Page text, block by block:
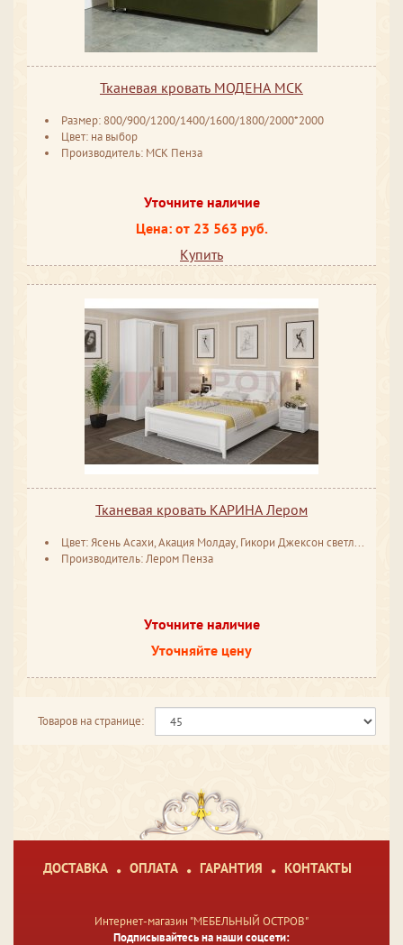
Тканевая кровать МОДЕНА МСК
Размер: 800/900/1200/1400/1600/1800/2000*2000
Цвет: на выбор
Производитель: МСК Пенза
Уточните наличие
Цена: от 23 563 руб.
Купить
Тканевая кровать КАРИНА Лером
Цвет: Ясень Асахи, Акация Молдау, Гикори Джексон светлый, Снежный ясень, Серый кашемир, Серый оникс
Производитель: Лером Пенза
Уточните наличие
Уточняйте цену
Товаров на странице:
ДОСТАВКА ОПЛАТА ГАРАНТИЯ КОНТАКТЫ
Интернет-магазин "МЕБЕЛЬНЫЙ ОСТРОВ"
Подписывайтесь на наши соцсети: